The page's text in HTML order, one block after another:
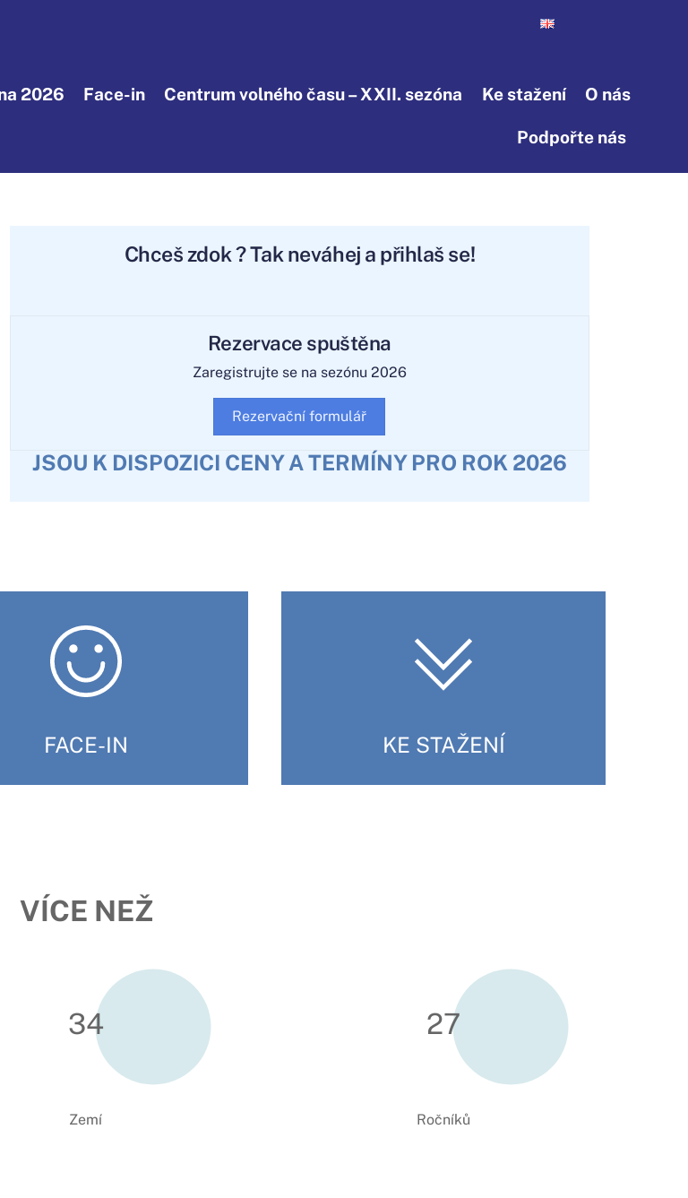
2026 Face-in Centrum volného času – XXII. sezóna Ke stažení O nás
Podpořte nás
Chcešzdokonali? Tak neváhej a přihlaš se!
Rezervace spuštěna
Zaregistrujte se na sezónu 2026
Rezervační formulář
JSOU K DISPOZICI CENY A TERMÍNY PRO ROK 2026
FACE-IN KE STAŽENÍ
VÍCE NEŽ
34
Zemí
27
Ročníků